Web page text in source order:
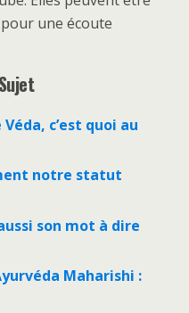
une écoute
c’est quoi au
notre statut
son mot à dire
Maharishi :